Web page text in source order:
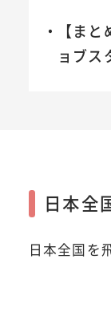
【ま
ョブス
日本全
日本全国を